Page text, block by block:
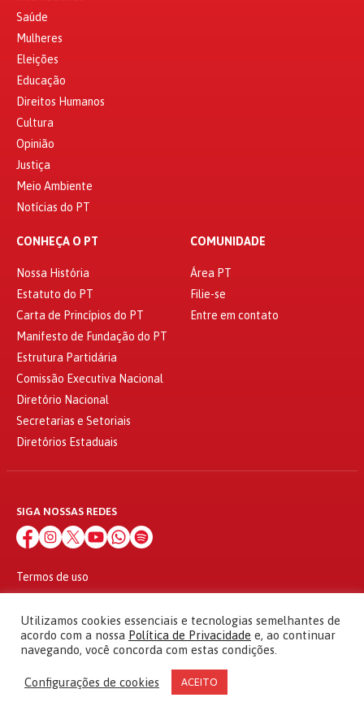
Saúde
Mulheres
Eleições
Educação
Direitos Humanos
Cultura
Opinião
Justiça
Meio Ambiente
Notícias do PT
CONHEÇA O PT
Nossa História
Estatuto do PT
Carta de Princípios do PT
Manifesto de Fundação do PT
Estrutura Partidária
Comissão Executiva Nacional
Diretório Nacional
Secretarias e Setoriais
Diretórios Estaduais
COMUNIDADE
Área PT
Filie-se
Entre em contato
SIGA NOSSAS REDES
Termos de uso
© 2010 - 2026
Partido dos Trabalhadores Todos os direitos reservados
Utilizamos cookies essenciais e tecnologias semelhantes de
acordo com a nossa Política de Privacidade e, ao continuar
navegando, você concorda com estas condições.
Configurações de cookies ACEITO